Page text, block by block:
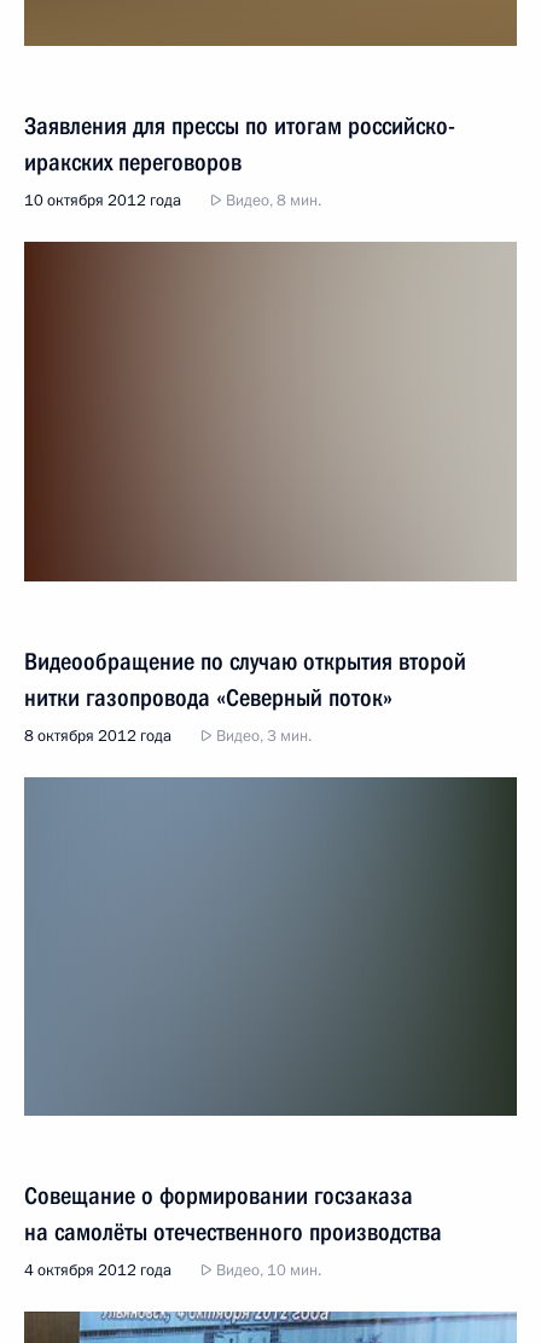
Заявления для прессы по итогам российско-
иракских переговоров
10 октября 2012 года Видео, 8 мин.
Видеообращение по случаю открытия второй
нитки газопровода «Северный поток»
8 октября 2012 года Видео, 3 мин.
Совещание о формировании госзаказа
на самолёты отечественного производства
4 октября 2012 года Видео, 10 мин.